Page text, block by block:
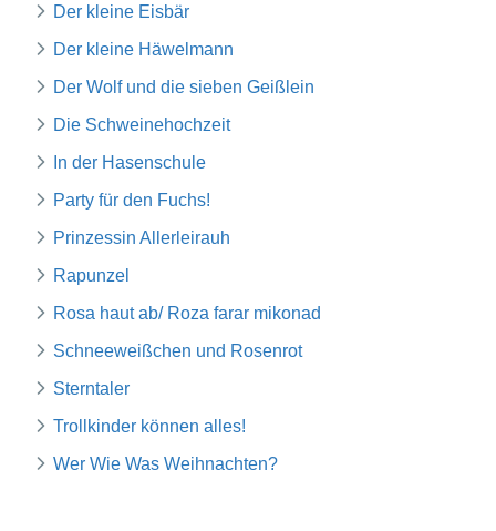
Der kleine Eisbär
Der kleine Häwelmann
Der Wolf und die sieben Geißlein
Die Schweinehochzeit
In der Hasenschule
Party für den Fuchs!
Prinzessin Allerleirauh
Rapunzel
Rosa haut ab/ Roza farar mikonad
Schneeweißchen und Rosenrot
Sterntaler
Trollkinder können alles!
Wer Wie Was Weihnachten?